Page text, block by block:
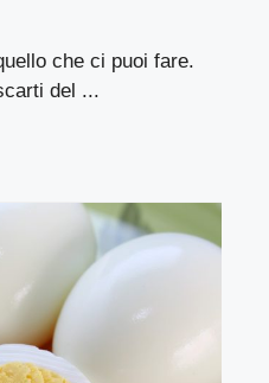
che ci puoi fare.
del ...